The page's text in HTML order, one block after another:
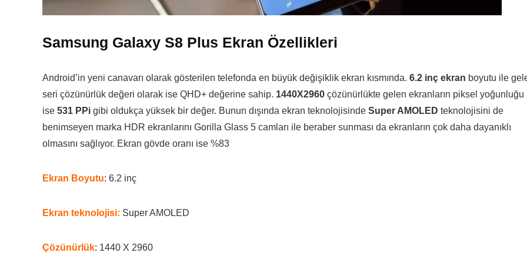
Samsung Galaxy S8 Plus Ekran Özellikleri
Android’in yeni canavarı olarak gösterilen telefonda en büyük değişiklik ekran kısmında. 6.2 inç ekran boyutu ile
seri çözünürlük değeri olarak ise QHD+ değerine sahip. 1440X2960 çözünürlükte gelen ekranların piksel yoğunluğu
ise 531 PPi gibi oldukça yüksek bir değer. Bunun dışında ekran teknolojisinde Super AMOLED teknolojisini de
benimseyen marka HDR ekranlarını Gorilla Glass 5 camları ile beraber sunması da ekranların çok daha dayanıklı
olmasını sağlıyor. Ekran gövde oranı ise %83
Ekran Boyutu: 6.2 inç
Ekran teknolojisi: Super AMOLED
Çözünürlük: 1440 X 2960